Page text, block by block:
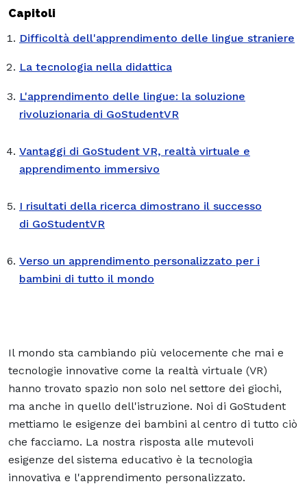
Capitoli
Difficoltà dell'apprendimento delle lingue straniere
La tecnologia nella didattica
L'apprendimento delle lingue: la soluzione
rivoluzionaria di GoStudentVR
Vantaggi di GoStudent VR, realtà virtuale e
apprendimento immersivo
I risultati della ricerca dimostrano il successo
di GoStudentVR
Verso un apprendimento personalizzato per i
bambini di tutto il mondo
Il mondo sta cambiando più velocemente che mai e
tecnologie innovative come la realtà virtuale (VR)
hanno trovato spazio non solo nel settore dei giochi,
ma anche in quello dell'istruzione. Noi di GoStudent
mettiamo le esigenze dei bambini al centro di tutto ciò
che facciamo. La nostra risposta alle mutevoli
esigenze del sistema educativo è la tecnologia
innovativa e l'apprendimento personalizzato.